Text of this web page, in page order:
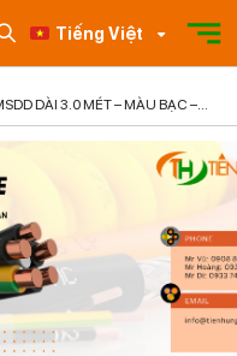
Tiếng Việt
DÀI 3.0 MÉT – MÀU BẠC –